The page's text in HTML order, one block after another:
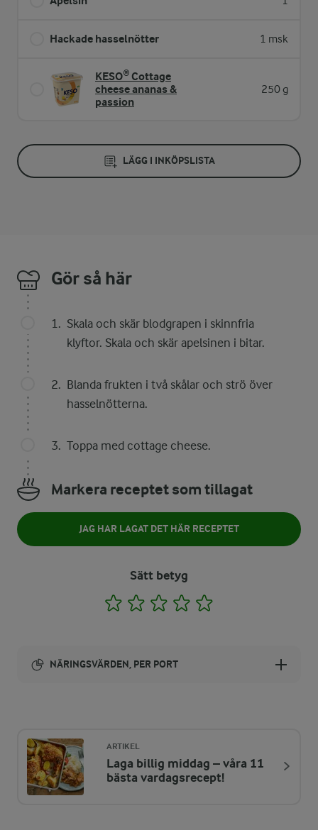
Hackade hasselnötter 1 msk
KESO® Cottage
cheese ananas &
passion
250 g
LÄGG I INKÖPSLISTA
Gör så här
Skala och skär blodgrapen i skinnfria
klyftor. Skala och skär apelsinen i bitar.
Blanda frukten i två skålar och strö över
hasselnötterna.
Toppa med cottage cheese.
Markera receptet som tillagat
JAG HAR LAGAT DET HÄR RECEPTET
Sätt betyg
1 2 3 4
NÄRINGSVÄRDEN, PER PORT
ENERGIDISTRIBUTION %
NÄRINGSVÄRDEN PER PORT
ARTIKEL
Laga billig middag – våra 11
bästa vardagsrecept!